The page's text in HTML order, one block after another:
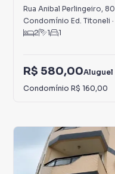
Rua Anibal Perlingeiro, 80
Condomínio Ed. Titoneli ·
2
1 1
R$ 580,00Aluguel
Condomínio R$ 160,00